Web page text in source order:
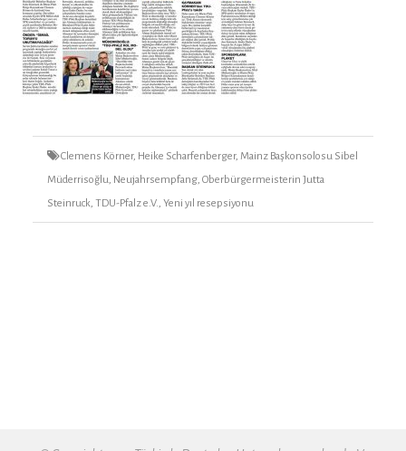
TagsClemens Körner, Heike Scharfenberger, Mainz Başkonsolosu Sibel
Müderrisoğlu, Neujahrsempfang, Oberbürgermeisterin Jutta
Steinruck, TDU-Pfalz e.V., Yeni yıl resepsiyonu